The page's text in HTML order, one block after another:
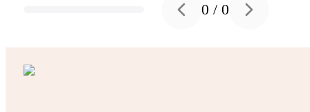
Previous slide
0 /0 Next slide